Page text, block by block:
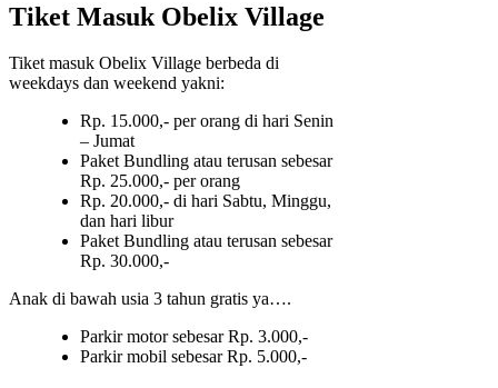
Tiket Masuk Obelix Village
Tiket masuk Obelix Village berbeda di
weekdays dan weekend yakni:
Rp. 15.000,- per orang di hari Senin
– Jumat
Paket Bundling atau terusan sebesar
Rp. 25.000,- per orang
Rp. 20.000,- di hari Sabtu, Minggu,
dan hari libur
Paket Bundling atau terusan sebesar
Rp. 30.000,-
Anak di bawah usia 3 tahun gratis ya….
Parkir motor sebesar Rp. 3.000,-
Parkir mobil sebesar Rp. 5.000,-